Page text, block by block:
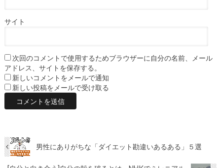
サイト
次回のコメントで使用するためブラウザーに自分の名前、メール
アドレス、サイトを保存する。
新しいコメントをメールで通知
新しい投稿をメールで受け取る
男性にありがちな「ダイエット勘違いあるある」５選